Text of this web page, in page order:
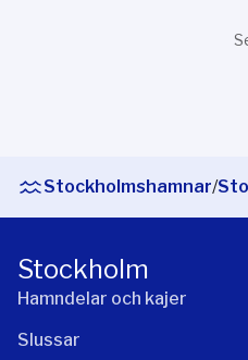
Stockholmshamnar/
Stockholm
Hamndelar och kajer
Slussar